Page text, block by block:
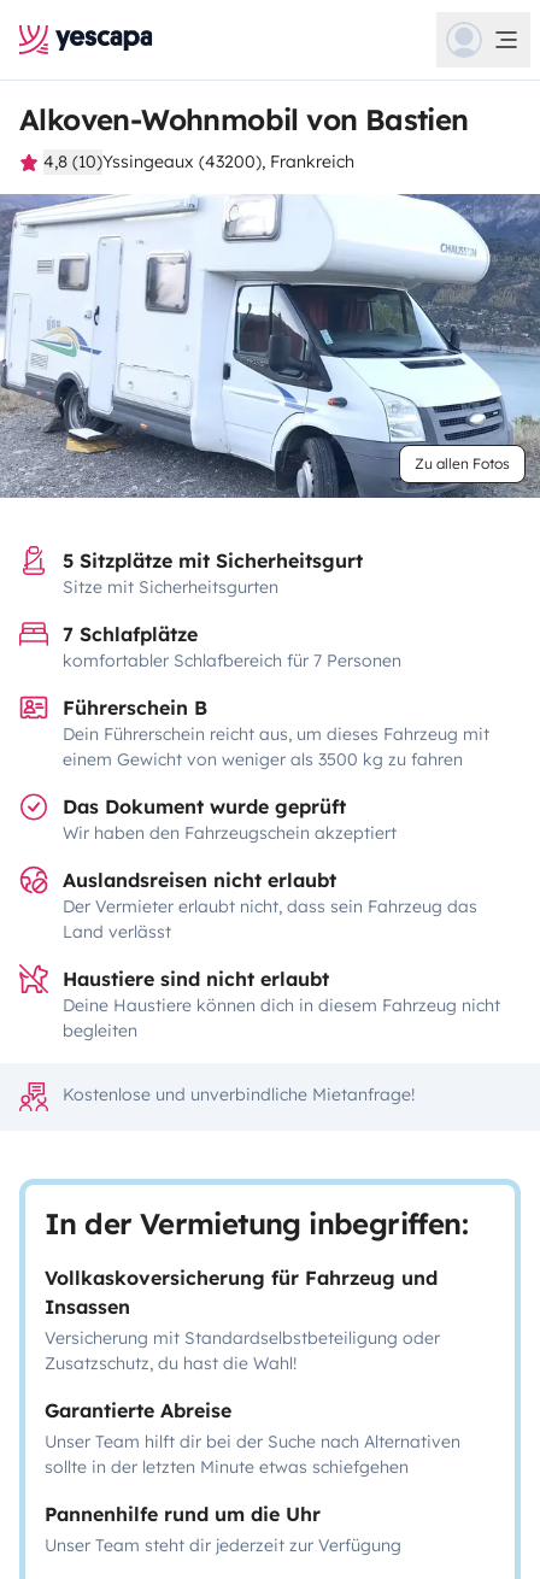
Alkoven-Wohnmobil von Bastien
4,8 (10)Yssingeaux (43200), Frankreich
Zu allen Fotos
5 Sitzplätze mit Sicherheitsgurt
Sitze mit Sicherheitsgurten
7 Schlafplätze
komfortabler Schlafbereich für 7 Personen
Führerschein B
Dein Führerschein reicht aus, um dieses Fahrzeug mit
einem Gewicht von weniger als 3500 kg zu fahren
Das Dokument wurde geprüft
Wir haben den Fahrzeugschein akzeptiert
Auslandsreisen nicht erlaubt
Der Vermieter erlaubt nicht, dass sein Fahrzeug das
Land verlässt
Haustiere sind nicht erlaubt
Deine Haustiere können dich in diesem Fahrzeug nicht
begleiten
Kostenlose und unverbindliche Mietanfrage!
In der Vermietung inbegriffen:
Vollkaskoversicherung für Fahrzeug und
Insassen
Versicherung mit Standardselbstbeteiligung oder
Zusatzschutz, du hast die Wahl!
Garantierte Abreise
Unser Team hilft dir bei der Suche nach Alternativen
sollte in der letzten Minute etwas schiefgehen
Pannenhilfe rund um die Uhr
Unser Team steht dir jederzeit zur Verfügung